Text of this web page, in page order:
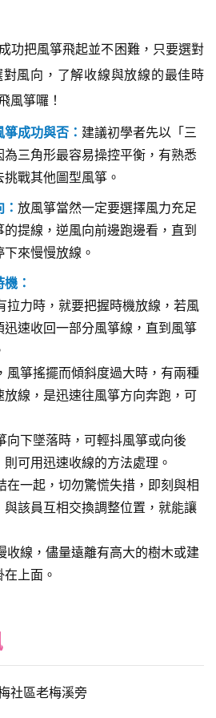
功把風箏飛起並不困難，只要選對
風向，了解收線與放線的最佳時
風箏囉！
成功與否： 建議初學者先以「三
為三角形最容易操控平衡，有熟悉
戰其他圖型風箏。
放風箏當然一定要選擇風力充足
提線，逆風向前邊跑邊看，直到
來慢慢放線。
：
拉力時，就要把握時機放線，若風
迅速收回一部分風箏線，直到風箏
風箏搖擺而傾斜度過大時，有兩種
放線，是迅速往風箏方向奔跑，可
向下墜落時，可輕抖風箏或向後
可用迅速收線的方法處理。
在一起，切勿驚慌失措，即刻與相
與該員互相交換調整位置，就能讓
收線，儘量遠離有高大的樹木或建
上面。
社區老梅溪旁